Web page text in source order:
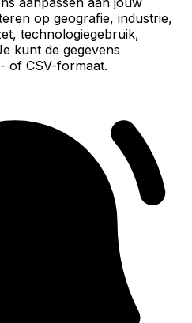
op geografie, industrie,
technologiegebruik,
kunt de gegevens
of CSV-formaat.